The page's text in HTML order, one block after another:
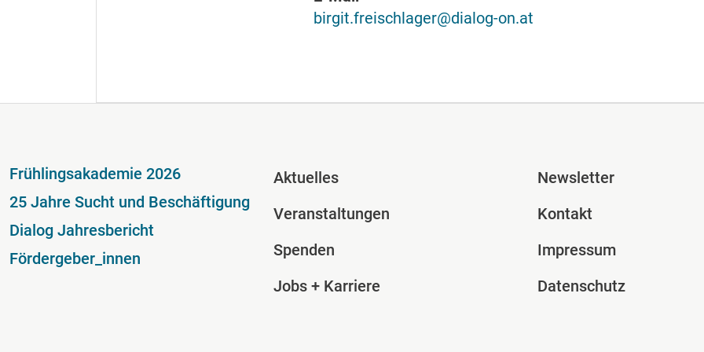
birgit.freischlager@dialog-on.at
Fußzeile
Frühlingsakademie 2026
25 Jahre Sucht und Beschäftigung
Dialog Jahresbericht
Fördergeber_innen
Fusszeile Spalte 2
Aktuelles
Veranstaltungen
Spenden
Jobs + Karriere
Fusszeile
Newsletter
Kontakt
Impressum
Datenschutz